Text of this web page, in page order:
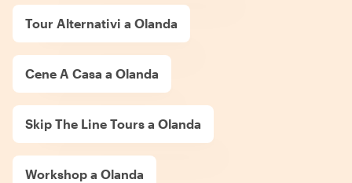
Tour Alternativi a Olanda
Cene A Casa a Olanda
Skip The Line Tours a Olanda
Workshop a Olanda